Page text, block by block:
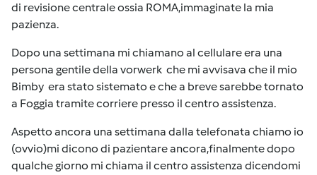
di revisione centrale ossia ROMA,immaginate la mia
pazienza.
Dopo una settimana mi chiamano al cellulare era una
persona gentile della vorwerk che mi avvisava che il mio
Bimby era stato sistemato e che a breve sarebbe tornato
a Foggia tramite corriere presso il centro assistenza.
Aspetto ancora una settimana dalla telefonata chiamo io
(ovvio)mi dicono di pazientare ancora,finalmente dopo
qualche giorno mi chiama il centro assistenza dicendomi